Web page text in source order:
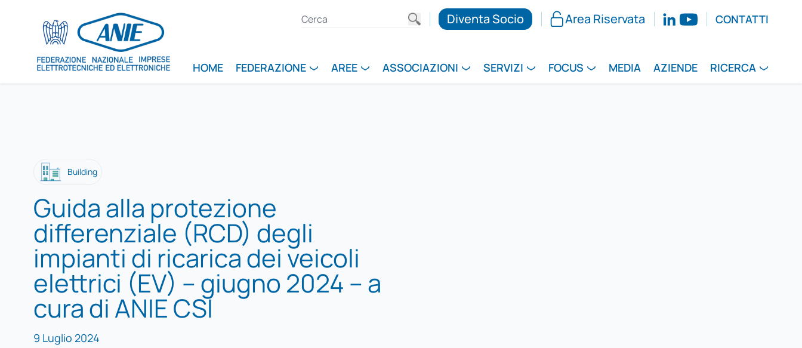
Diventa Socio Area Riservata CONTATTI
HOME FEDERAZIONE AREE ASSOCIAZIONI SERVIZI FOCUS MEDIA AZIENDE RICERCA
Building
Guida alla protezione
differenziale (RCD) degli
impianti di ricarica dei veicoli
elettrici (EV) – giugno 2024 – a
cura di ANIE CSI
9 Luglio 2024